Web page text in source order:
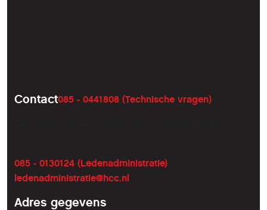
Contact085 - 0441808 (Technische vragen)
085 - 0130124 (Ledenadministratie)
ledenadministratie@hcc.nl
Adres gegevens